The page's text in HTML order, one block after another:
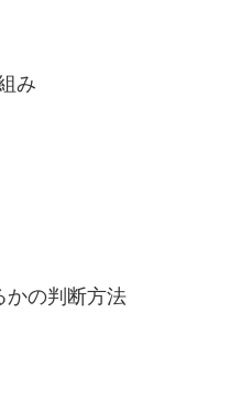
み
かの判断方法